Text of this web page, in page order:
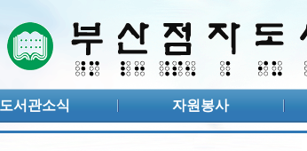
도서관소식 자원봉사